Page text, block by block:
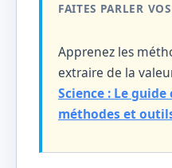
FAITES PARLER
Apprenez les
extraire de la
Science : Le
méthodes et